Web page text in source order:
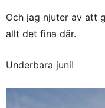
Och jag njuter av att
allt det fina där.
Underbara juni!